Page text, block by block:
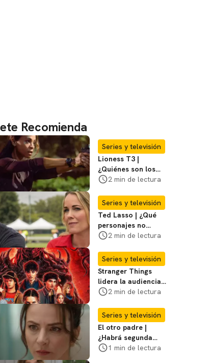
Recomienda
Series y televisión
Lioness T3 |
¿Quiénes son los
hombres que
su casa?
2 min de lectura
Series y televisión
Ted Lasso | ¿Qué
personajes no
regresan en la
contamos
2 min de lectura
Series y televisión
Stranger Things
lidera la audiencia
del primer semestre
2 min de lectura
Series y televisión
El otro padre |
¿Habrá segunda
temporada de la
1 min de lectura